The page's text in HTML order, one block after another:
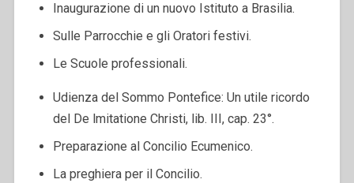
Inaugurazione di un nuovo Istituto a Brasilia.
Sulle Parrocchie e gli Oratori festivi.
Le Scuole professionali.
Udienza del Sommo Pontefice: Un utile ricordo
del De lmitatione Christi, lib. III, cap. 23°.
Preparazione al Concilio Ecumenico.
La preghiera per il Concilio.